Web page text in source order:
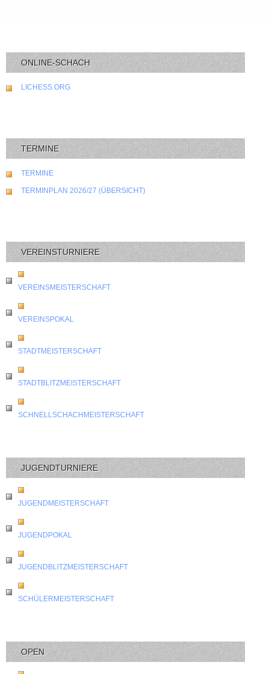
ONLINE-SCHACH
LICHESS.ORG
TERMINE
TERMINE
TERMINPLAN 2026/27 (ÜBERSICHT)
VEREINSTURNIERE
VEREINSMEISTERSCHAFT
VEREINSPOKAL
STADTMEISTERSCHAFT
STADTBLITZMEISTERSCHAFT
SCHNELLSCHACHMEISTERSCHAFT
JUGENDTURNIERE
JUGENDMEISTERSCHAFT
JUGENDPOKAL
JUGENDBLITZMEISTERSCHAFT
SCHÜLERMEISTERSCHAFT
OPEN